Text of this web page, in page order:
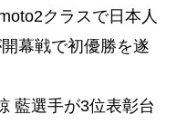
クラスで日本人
幕戦で初優勝を遂
藍選手が3位表彰台